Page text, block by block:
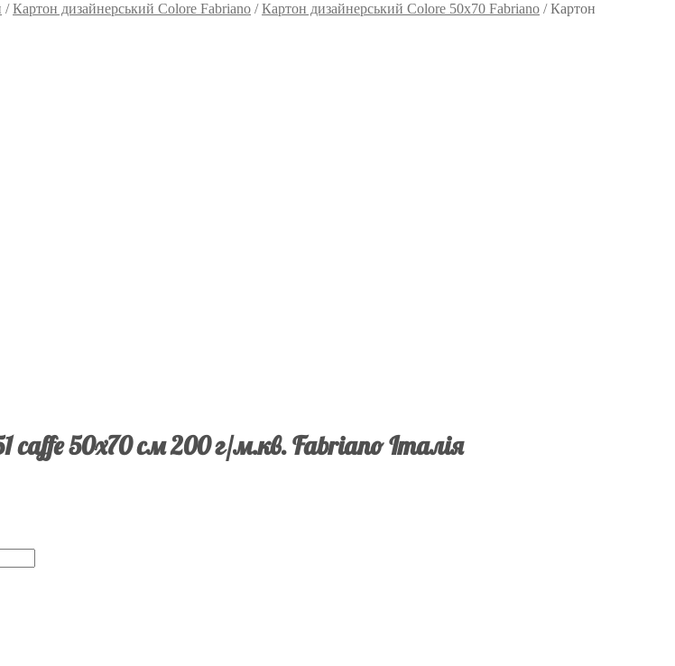
/Картон дизайнерський Colore Fabriano /Картон дизайнерський Colore 50х70 Fabriano /Картон
caffe 50х70 см 200 г/м.кв. Fabriano Італія